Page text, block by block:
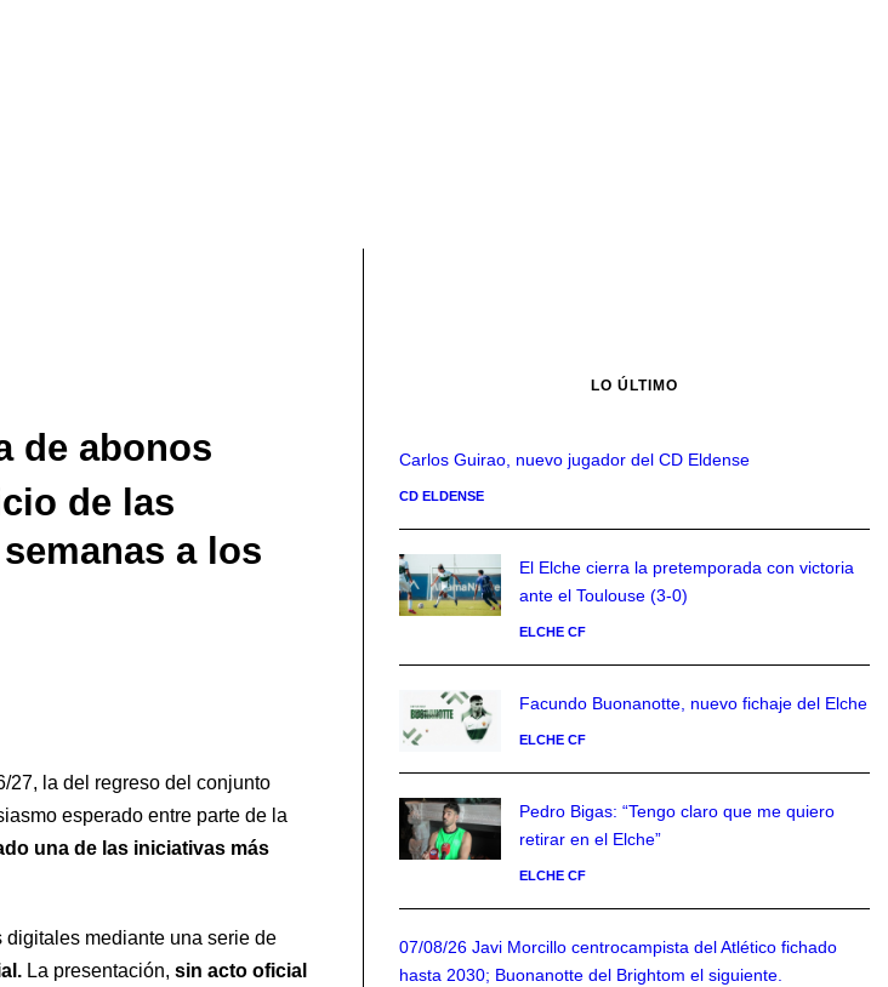
de abonos
de las
a los
27, la del regreso del conjunto
esperado entre parte de la
una de las iniciativas más
mediante una serie de
La presentación, sin acto oficial
LO ÚLTIMO
Carlos Guirao, nuevo jugador del CD Eldense
CD ELDENSE
El Elche cierra la pretemporada con victoria
ante el Toulouse (3-0)
ELCHE CF
Facundo Buonanotte, nuevo fichaje del Elche
ELCHE CF
Pedro Bigas: “Tengo claro que me quiero
retirar en el Elche”
ELCHE CF
07/08/26 Javi Morcillo centrocampista del Atlético fichado
hasta 2030; Buonanotte del Brightom el siguiente.